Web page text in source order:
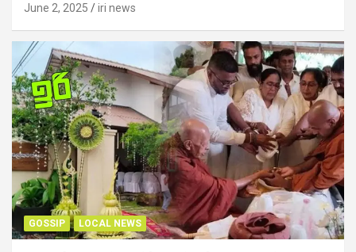
June 2, 2025 iri news
GOSSIP LOCAL NEWS